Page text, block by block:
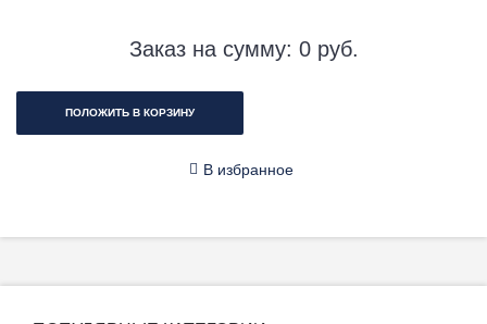
Заказ на сумму: 0руб.
ПОЛОЖИТЬ В КОРЗИНУ
В избранное